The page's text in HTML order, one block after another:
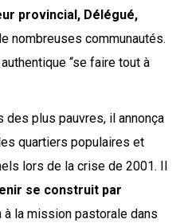
provincial, Délégué,
nombreuses communautés.
“se faire tout à
des plus pauvres, il annonça
quartiers populaires et
lors de la crise de 2001. Il
se construit par
à la mission pastorale dans